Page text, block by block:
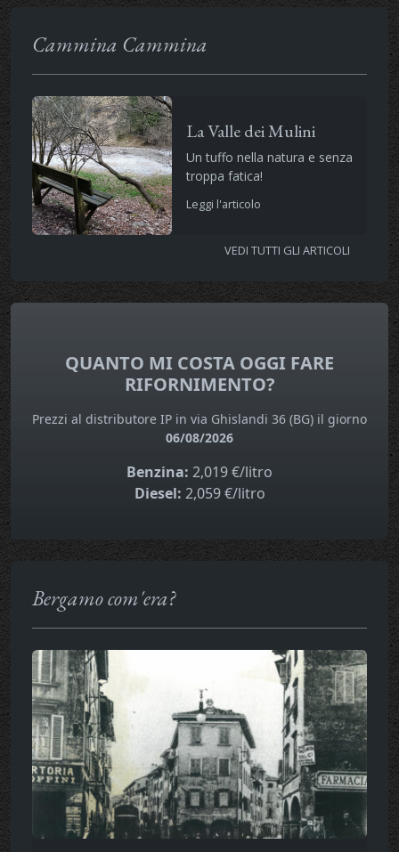
Cammina Cammina
La Valle dei Mulini
Un tuffo nella natura e senza
troppa fatica!
Leggi l'articolo
VEDI TUTTI GLI ARTICOLI
QUANTO MI COSTA OGGI FARE
RIFORNIMENTO?
Prezzi al distributore IP in via Ghislandi 36 (BG) il giorno
06/08/2026
Benzina: 2,019 €/litro
Diesel: 2,059 €/litro
Bergamo com'era?